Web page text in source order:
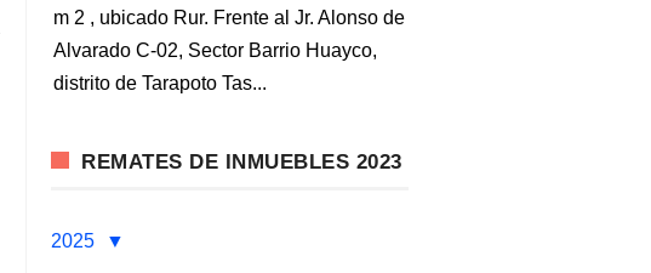
m 2 , ubicado Rur. Frente al Jr. Alonso de
Alvarado C-02, Sector Barrio Huayco,
distrito de Tarapoto Tas...
REMATES DE INMUEBLES 2023
2025